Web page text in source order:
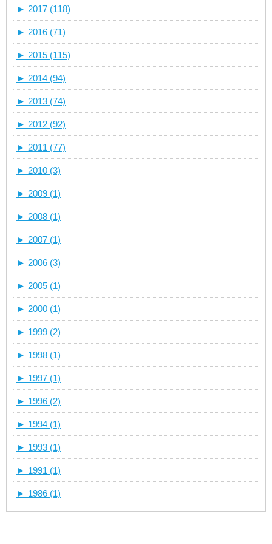
► 2017 (118)
► 2016 (71)
► 2015 (115)
► 2014 (94)
► 2013 (74)
► 2012 (92)
► 2011 (77)
► 2010 (3)
► 2009 (1)
► 2008 (1)
► 2007 (1)
► 2006 (3)
► 2005 (1)
► 2000 (1)
► 1999 (2)
► 1998 (1)
► 1997 (1)
► 1996 (2)
► 1994 (1)
► 1993 (1)
► 1991 (1)
► 1986 (1)